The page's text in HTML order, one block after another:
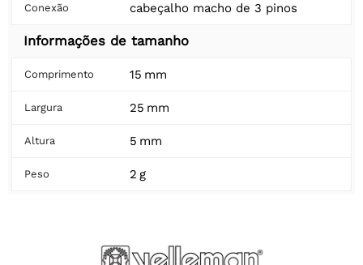
Conexão cabeçalho macho de 3 pinos
Informações de tamanho
Comprimento 15 mm
Largura 25 mm
Altura 5 mm
Peso 2 g